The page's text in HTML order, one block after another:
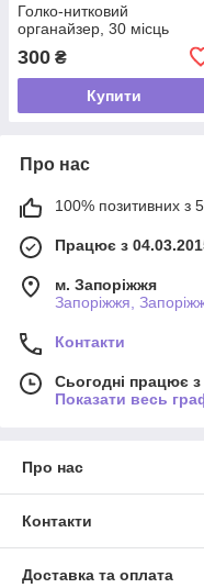
Голко-нитковий
органайзер, 30 місць
300 ₴
Купити
Про нас
100% позитивних з
Працює з
м. Запоріжжя
Запоріжжя,
Контакти
Сьогодні працює
Показати весь
Про нас
Контакти
Доставка та оплата